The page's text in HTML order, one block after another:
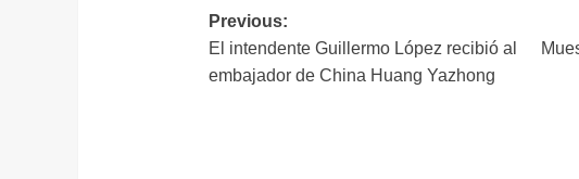
Navegación
de
entradas
Previous:
El intendente Guillermo López recibió al
embajador de China Huang Yazhong